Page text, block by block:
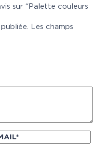
sur “Palette couleurs
Les champs